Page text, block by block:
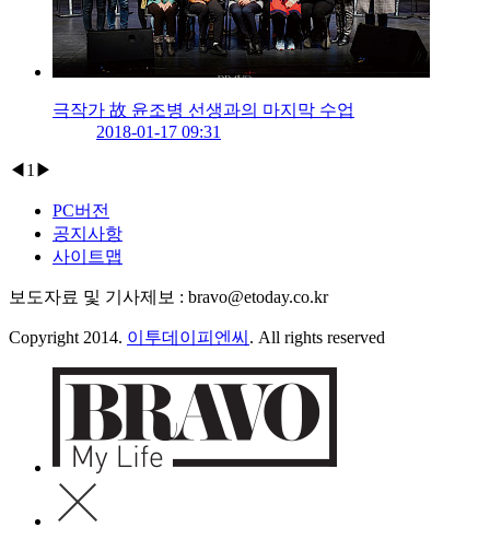
극작가 故 윤조병 선생과의 마지막 수업
2018-01-17 09:31
◀ 1 ▶
PC버전
공지사항
사이트맵
보도자료 및 기사제보 : bravo@etoday.co.kr
Copyright 2014. 이투데이피엔씨 . All rights reserved